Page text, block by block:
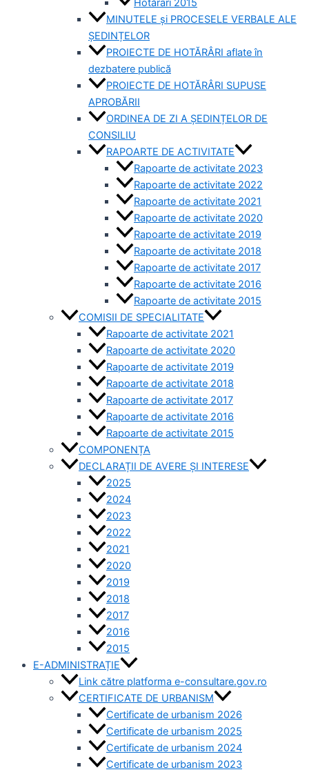
MINUTELE și PROCESELE VERBALE ALE
ȘEDINȚELOR
PROIECTE DE HOTĂRÂRI aflate în
dezbatere publică
PROIECTE DE HOTĂRÂRI SUPUSE
APROBĂRII
ORDINEA DE ZI A ȘEDINȚELOR DE
CONSILIU
RAPOARTE DE ACTIVITATE
Rapoarte de activitate 2023
Rapoarte de activitate 2022
Rapoarte de activitate 2021
Rapoarte de activitate 2020
Rapoarte de activitate 2019
Rapoarte de activitate 2018
Rapoarte de activitate 2017
Rapoarte de activitate 2016
Rapoarte de activitate 2015
COMISII DE SPECIALITATE
Rapoarte de activitate 2021
Rapoarte de activitate 2020
Rapoarte de activitate 2019
Rapoarte de activitate 2018
Rapoarte de activitate 2017
Rapoarte de activitate 2016
Rapoarte de activitate 2015
COMPONENȚA
DECLARAȚII DE AVERE ȘI INTERESE
2025
2024
2023
2022
2021
2020
2019
2018
2017
2016
2015
E-ADMINISTRAȚIE
Link către platforma e-consultare.gov.ro
CERTIFICATE DE URBANISM
Certificate de urbanism 2026
Certificate de urbanism 2025
Certificate de urbanism 2024
Certificate de urbanism 2023